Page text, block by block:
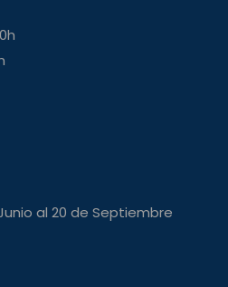
al 20 de Septiembre